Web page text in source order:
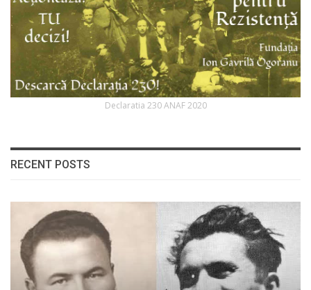
Declaratia 230 ANAF 2020
RECENT POSTS